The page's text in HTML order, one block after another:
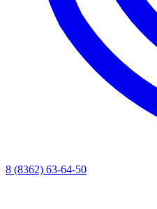
8 (8362) 63-64-50